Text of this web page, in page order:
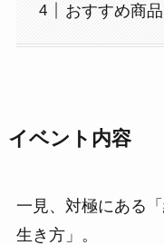
おすすめ商品
イベント内容
一見、対極にある
生き方」。